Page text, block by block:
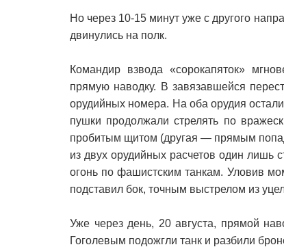
Но через 10-15 минут уже с другого
двинулись на полк.
Командир взвода «сорокапяток»
прямую наводку. В завязавшейся
орудийных номера. На оба орудия
пушки продолжали стрелять по
пробитым щитом (другая — прямым
из двух орудийных расчетов один
огонь по фашистским танкам. Уловив
подставил бок, точным выстрелом из
Уже через день, 20 августа, прямой
Гоголевым подожгли танк и разбили